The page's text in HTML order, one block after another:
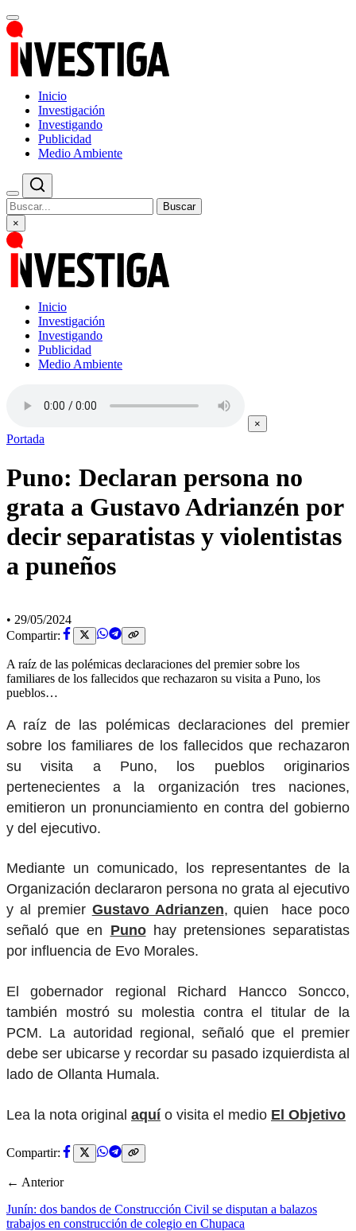
Inicio
Investigación
Investigando
Publicidad
Medio Ambiente
Buscar
×
Inicio
Investigación
Investigando
Publicidad
Medio Ambiente
×
Portada
Puno: Declaran persona no
grata a Gustavo Adrianzén por
decir separatistas y violentistas
a puneños
• 29/05/2024
Compartir:
A raíz de las polémicas declaraciones del premier sobre los
familiares de los fallecidos que rechazaron su visita a Puno, los
pueblos…
A raíz de las polémicas declaraciones del premier
sobre los familiares de los fallecidos que rechazaron
su visita a Puno, los pueblos originarios
pertenecientes a la organización tres naciones,
emitieron un pronunciamiento en contra del gobierno
y del ejecutivo.
Mediante un comunicado, los representantes de la
Organización declararon persona no grata al ejecutivo
y al premier Gustavo Adrianzen, quien hace poco
señaló que en Punohay pretensiones separatistas
por influencia de Evo Morales.
El gobernador regional Richard Hancco Soncco,
también mostró su molestia contra el titular de la
PCM. La autoridad regional, señaló que el premier
debe ser ubicarse y recordar su pasado izquierdista al
lado de Ollanta Humala.
Lea la nota original aquío visita el medio El Objetivo
Compartir:
← Anterior
Junín: dos bandos de Construcción Civil se disputan a balazos
trabajos en construcción de colegio en Chupaca